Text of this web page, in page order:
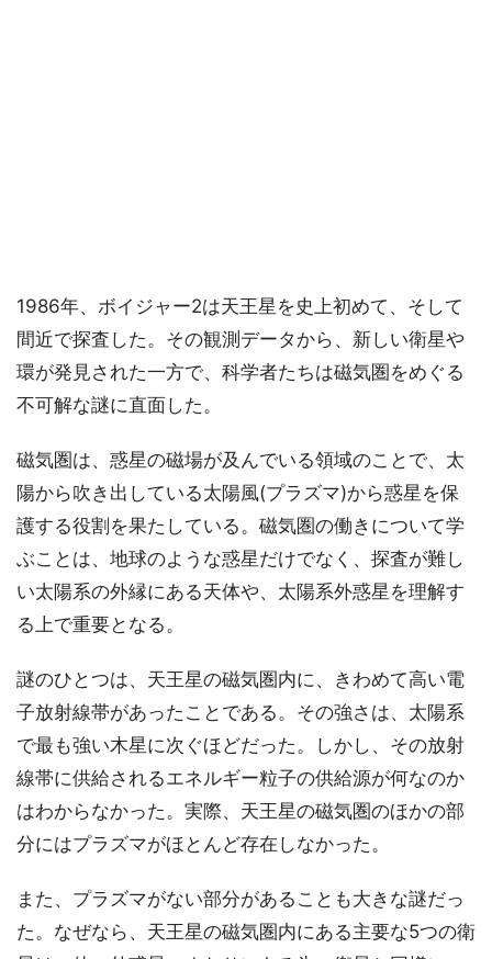
1986年、ボイジャー2は天王星を史上初めて、そして
間近で探査した。その観測データから、新しい衛星や
環が発見された一方で、科学者たちは磁気圏をめぐる
不可解な謎に直面した。
磁気圏は、惑星の磁場が及んでいる領域のことで、太
陽から吹き出している太陽風(プラズマ)から惑星を保
護する役割を果たしている。磁気圏の働きについて学
ぶことは、地球のような惑星だけでなく、探査が難し
い太陽系の外縁にある天体や、太陽系外惑星を理解す
る上で重要となる。
謎のひとつは、天王星の磁気圏内に、きわめて高い電
子放射線帯があったことである。その強さは、太陽系
で最も強い木星に次ぐほどだった。しかし、その放射
線帯に供給されるエネルギー粒子の供給源が何なのか
はわからなかった。実際、天王星の磁気圏のほかの部
分にはプラズマがほとんど存在しなかった。
また、プラズマがない部分があることも大きな謎だっ
た。なぜなら、天王星の磁気圏内にある主要な5つの衛